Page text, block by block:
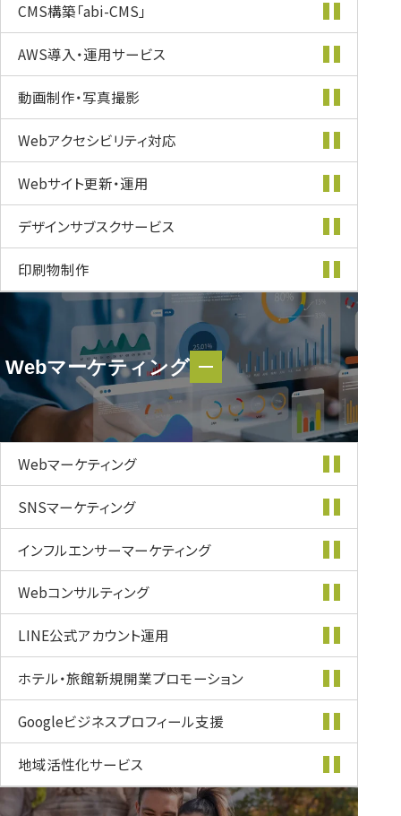
CMS構築「abi-CMS」
AWS導入・運用サービス
動画制作・写真撮影
Webアクセシビリティ対応
Webサイト更新・運用
デザインサブスクサービス
印刷物制作
Webマーケティング
Webマーケティング
Webマーケティング
SNSマーケティング
インフルエンサーマーケティング
Webコンサルティング
LINE公式アカウント運用
ホテル・旅館新規開業プロモーション
Googleビジネスプロフィール支援
地域活性化サービス